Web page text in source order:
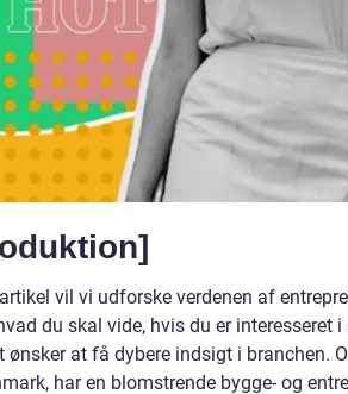
vil vi udforske verdenen af
du skal vide, hvis du er interesseret
ønsker at få dybere indsigt i branchen.
har en blomstrende bygge- og